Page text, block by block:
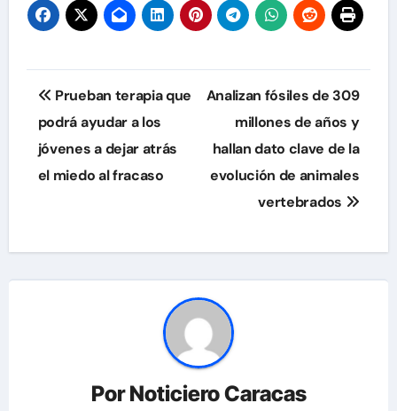
Navegación
de
entradas
Prueban terapia que
podrá ayudar a los
jóvenes a dejar atrás
el miedo al fracaso
Analizan fósiles de 309
millones de años y
hallan dato clave de la
evolución de animales
vertebrados
PorNoticiero Caracas